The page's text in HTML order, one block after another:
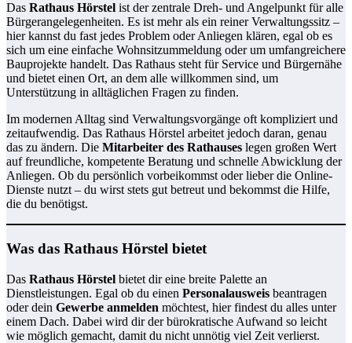
Das Rathaus Hörstel ist der zentrale Dreh- und Angelpunkt für alle
Bürgerangelegenheiten. Es ist mehr als ein reiner Verwaltungssitz –
hier kannst du fast jedes Problem oder Anliegen klären, egal ob es
sich um eine einfache Wohnsitzummeldung oder um umfangreichere
Bauprojekte handelt. Das Rathaus steht für Service und Bürgernähe
und bietet einen Ort, an dem alle willkommen sind, um
Unterstützung in alltäglichen Fragen zu finden.
Im modernen Alltag sind Verwaltungsvorgänge oft kompliziert und
zeitaufwendig. Das Rathaus Hörstel arbeitet jedoch daran, genau
das zu ändern. Die Mitarbeiter des Rathauses legen großen Wert
auf freundliche, kompetente Beratung und schnelle Abwicklung der
Anliegen. Ob du persönlich vorbeikommst oder lieber die Online-
Dienste nutzt – du wirst stets gut betreut und bekommst die Hilfe,
die du benötigst.
Was das Rathaus Hörstel bietet
Das Rathaus Hörstel bietet dir eine breite Palette an
Dienstleistungen. Egal ob du einen Personalausweis beantragen
oder dein Gewerbe anmelden möchtest, hier findest du alles unter
einem Dach. Dabei wird dir der bürokratische Aufwand so leicht
wie möglich gemacht, damit du nicht unnötig viel Zeit verlierst.